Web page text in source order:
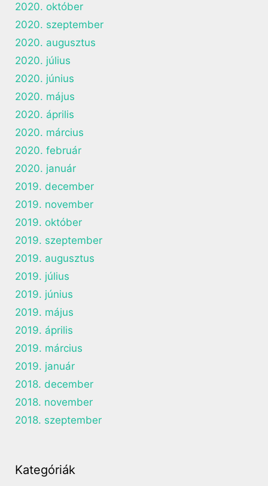
2020. október
2020. szeptember
2020. augusztus
2020. július
2020. június
2020. május
2020. április
2020. március
2020. február
2020. január
2019. december
2019. november
2019. október
2019. szeptember
2019. augusztus
2019. július
2019. június
2019. május
2019. április
2019. március
2019. január
2018. december
2018. november
2018. szeptember
Kategóriák